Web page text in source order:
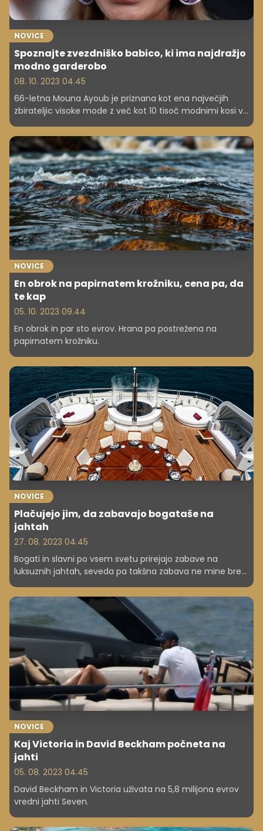
NOVICE
Spoznajte zvezdniško babico, ki ima najdražjo
modno garderobo
08. 10. 2023 04.45
66-letna Mouna Ayoub je priznana kot ena največjih
zbirateljic visoke mode z več kot 10 tisoč modnimi kosi v
Nekdanja žena svetovalca savdske kraljeve družine,
Nassarja Al-Rashida, je po ločitvi prejela 24 milijonov
evrov in svoje premoženje dodatno povečala z
naložbami v nepremičnine ter delnice.
NOVICE
En obrok na papirnatem krožniku, cena pa, da
te kap
05. 10. 2023 09.44
En obrok in par sto evrov. Hrana pa postrežena na
papirnatem krožniku.
NOVICE
Plačujejo jim, da zabavajo bogataše na
jahtah
27. 08. 2023 04.45
Bogati in slavni po vsem svetu prirejajo zabave na
luksuznih jahtah, seveda pa takšna zabava ne mine brez
zabava gospode na mega jahtah. Čeprav se na prvi
pogled zdi sanjska služba, je resničnost drugačna.
NOVICE
Kaj Victoria in David Beckham počneta na
jahti
05. 08. 2023 04.45
David Beckham in Victoria uživata na 5,8 milijona evrov
vredni jahti Seven.